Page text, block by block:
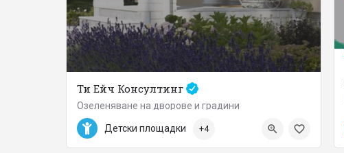
Ти Ейч Консултинг
Озеленяване на дворове и градини
+359 2 442 82 66
Детски площадки +4